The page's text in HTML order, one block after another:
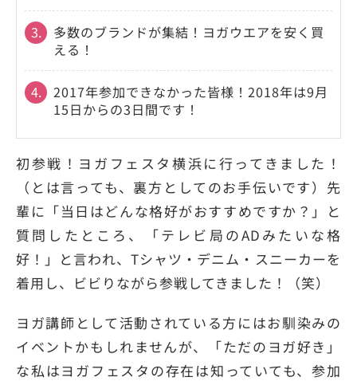
3.
多数のブランドが集結！ヨガウエアを安く買
える！
4.
2017年参加できなかった皆様！2018年は9月
15日からの3日間です！
初参戦！ヨガフェスタ横浜に行ってきました！
（とは言っても、裏方としてのお手伝いです）先
輩に「当日はどんな格好がおすすめですか？」と
質問したところ、「テレビ局のADみたいな格
好！」と言われ、Tシャツ・デニム・スニーカーを
着用し、ビビりながら参戦してきました！（笑）
ヨガ講師として活動されている方にはお馴染みの
イベントかもしれませんが、「ただのヨガ好き」
な私はヨガフェスタの存在は知っていても、参加